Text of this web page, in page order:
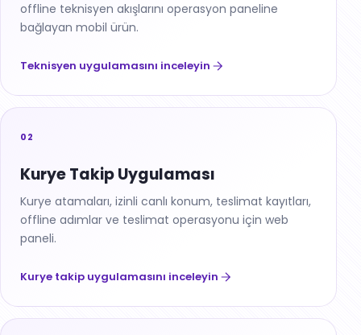
offline teknisyen akışlarını operasyon paneline
bağlayan mobil ürün.
Teknisyen uygulamasını inceleyin
02
Kurye Takip Uygulaması
Kurye atamaları, izinli canlı konum, teslimat kayıtları,
offline adımlar ve teslimat operasyonu için web
paneli.
Kurye takip uygulamasını inceleyin